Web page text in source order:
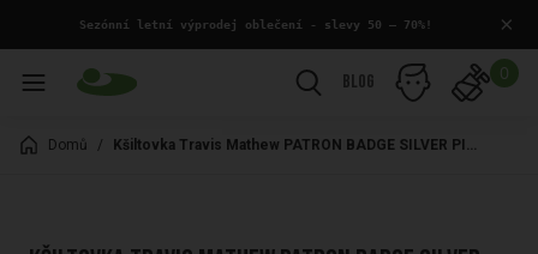
Sezónní letní výprodej oblečení - slevy 50 – 70%! ×
Blog 0
Domů /